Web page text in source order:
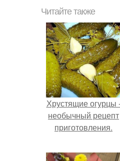
Читайте также
Хрустящие огурцы
необычный рецепт
приготовления.